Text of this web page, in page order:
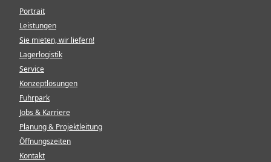
Portrait
Leistungen
Sie mieten, wir liefern!
Lagerlogistik
Service
Konzeptlösungen
Fuhrpark
Jobs & Karriere
Planung & Projektleitung
Öffnungszeiten
Kontakt